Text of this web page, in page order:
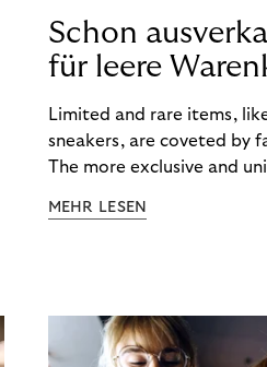
Schon
für leere
Limited and rare items,
sneakers, are coveted by
The more exclusive and
industry uses artificial
value. You might be
really an unwanted side
MEHR LESEN